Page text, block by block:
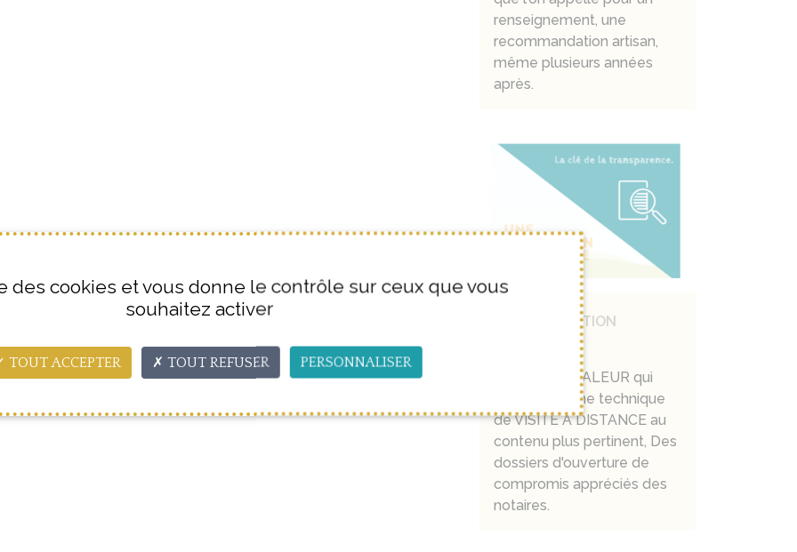
renseignement, une
recommandation artisan,
même plusieurs années
après.
UNE PRESTATION
DIFFÉRENTE
Un AVIS DE VALEUR qui
sort du lot, Une technique
de VISITE À DISTANCE au
contenu plus pertinent, Des
dossiers d'ouverture de
compromis appréciés des
notaires.
des cookies et vous donne le contrôle sur ceux que vous
souhaitez activer
TOUT ACCEPTER TOUT REFUSER PERSONNALISER